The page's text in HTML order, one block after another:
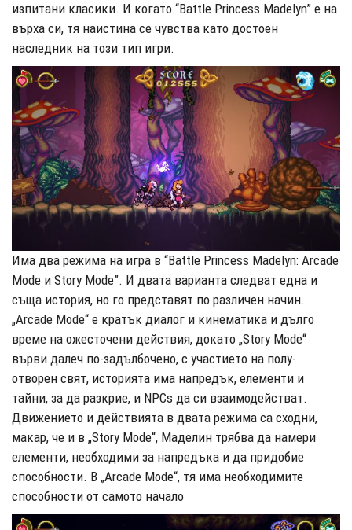
изпитани класики. И когато “Battle Princess Madelyn” е на
върха си, тя наистина се чувства като достоен
наследник на този тип игри.
Има два режима на игра в “Battle Princess Madelyn: Arcade
Mode и Story Mode”. И двата варианта следват една и
съща история, но го представят по различен начин.
„Arcade Mode“ е кратък диалог и кинематика и дълго
време на ожесточени действия, докато „Story Mode“
върви далеч по-задълбочено, с участието на полу-
отворен свят, историята има напредък, елементи и
тайни, за да разкрие, и NPCs да си взаимодействат.
Движението и действията в двата режима са сходни,
макар, че и в „Story Mode“, Маделин трябва да намери
елементи, необходими за напредъка и да придобие
способности. В „Arcade Mode“, тя има необходимите
способности от самото начало